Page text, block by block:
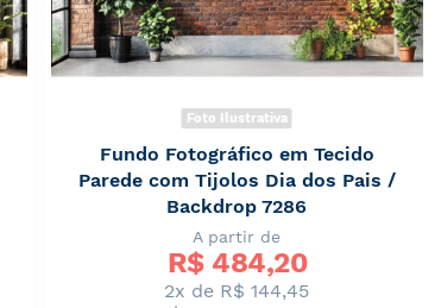
Foto Ilustrativa
Fundo Fotográfico em Tecido
Parede com Tijolos Dia dos Pais /
Backdrop 7286
A partir de
R$ 484,20
2x de R$ 144,45